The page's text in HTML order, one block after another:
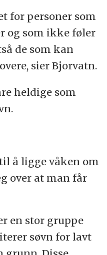
for personer som
og som ikke føler
de som kan
sier Bjorvatn.
heldige som
å ligge våken om
over at man får
en stor gruppe
søvn for lavt